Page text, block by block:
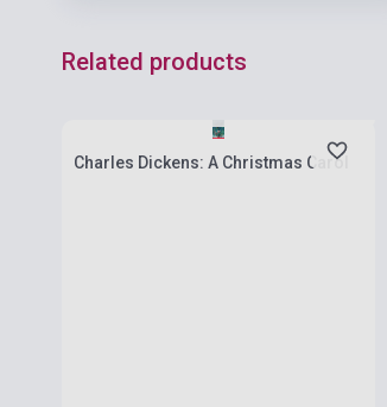
Related products
Charles Dickens: A Christmas Carol